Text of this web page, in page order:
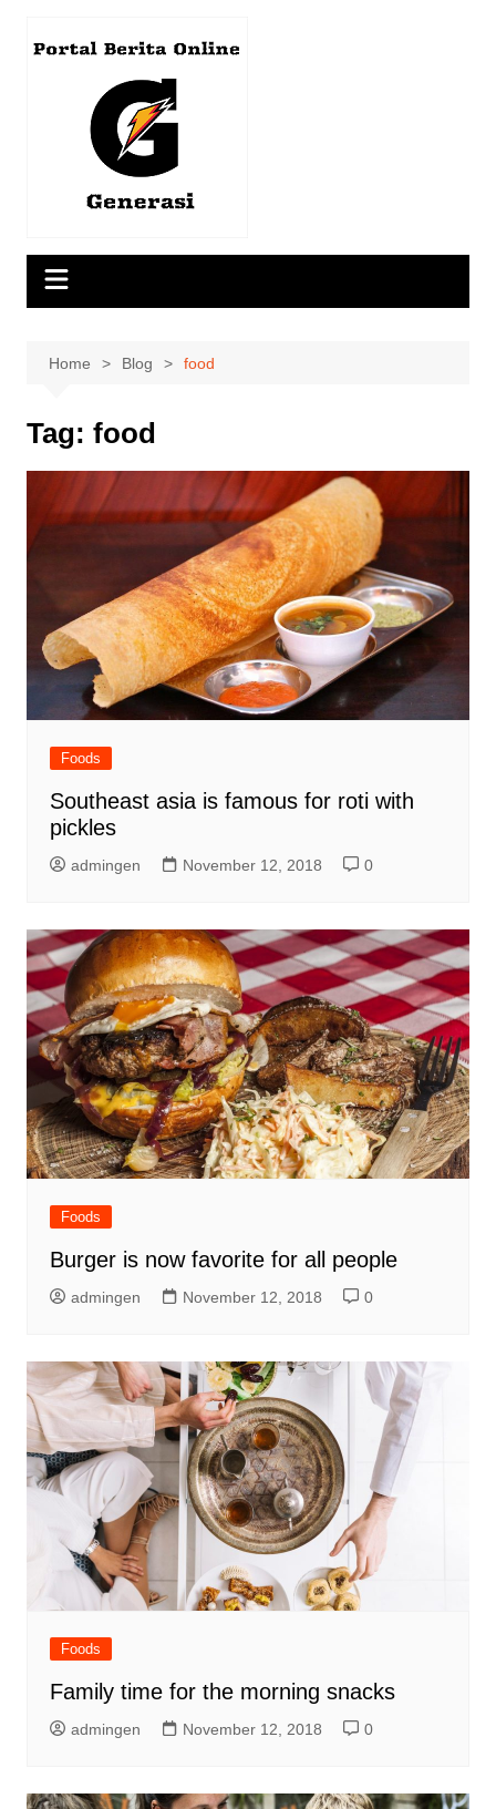
Home Blog food
Tag: food
Foods
Southeast asia is famous for roti with
pickles
admingen November 12, 2018 0
Foods
Burger is now favorite for all people
admingen November 12, 2018 0
Foods
Family time for the morning snacks
admingen November 12, 2018 0